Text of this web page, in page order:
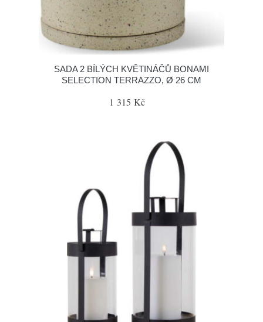
SADA 2 BÍLÝCH KVĚTINÁČŮ BONAMI
SELECTION TERRAZZO, Ø 26 CM
1 315 Kč